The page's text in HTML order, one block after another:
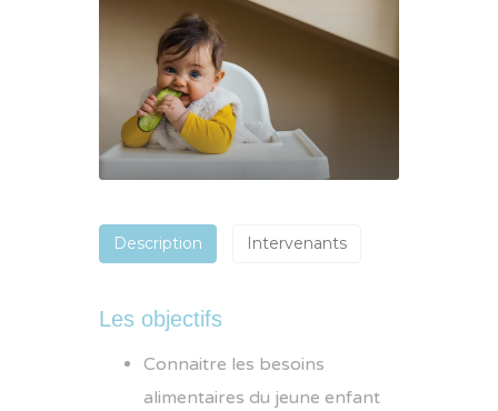
Description Intervenants
Les objectifs
Connaitre les besoins
alimentaires du jeune enfant